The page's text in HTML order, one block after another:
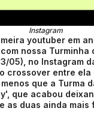
Instagram
youtuber em
nossa Turminha
05), no Instagram
crossover entre ela
que a Turma
que acabou
as duas ainda mais